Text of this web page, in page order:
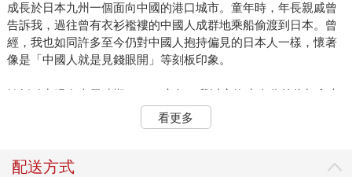
成長於日本九州一個面向中國的港口城市。童年時，年長親戚曾
告訴我，過往曾有衣衫襤褸的中國人成群地乘船偷渡到日本。曾
經，我也如同許多至今仍對中國人抱持偏見的日本人一樣，懷著
像是「中國人就是見錢眼開」等刻板印象。
轉折點出現在大學時期。二○○六年，我以交換生身分前往加拿大
留學，結識了我的第一位中國朋友，他的性格格外地親切。以此
為契機，接下來我走訪了北京奧運前夕的中國。當時的我發現中
出的常見中國形象，往往只是眾多故事中的一隅。
看更多
配送方式